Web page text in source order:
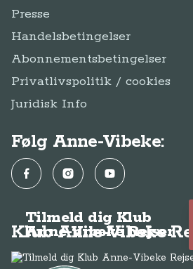
Presse
Handelsbetingelser
Abonnementsbetingelser
Privatlivspolitik / cookies
Juridisk Info
Følg Anne-Vibeke:
FacebookInstagramYouTube
Klub Anne-Vibeke
Tilmeld dig Klub
Anne-Vibeke Rejser